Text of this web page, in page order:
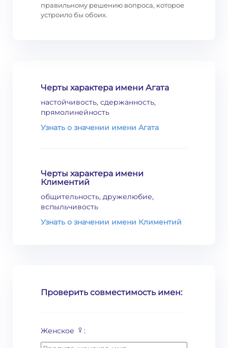
правильному решению вопроса, которое
устроило бы обоих.
Черты характера имени Агата
настойчивость, сдержанность,
прямолинейность
Узнать о значении имени Агата
Черты характера имени
Климентий
общительность, дружелюбие,
вспыльчивость
Узнать о значении имени Климентий
Проверить совместимость имен:
Женское ♀ :